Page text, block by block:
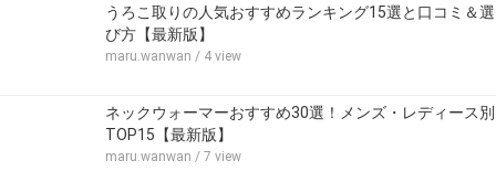
うろこ取りの人気おすすめランキング15選と口コミ＆選
び方【最新版】
maru.wanwan / 4 view
ネックウォーマーおすすめ30選！メンズ・レディース別
TOP15【最新版】
maru.wanwan / 7 view